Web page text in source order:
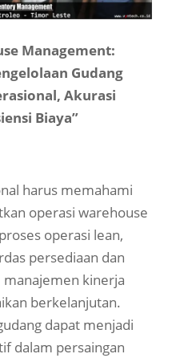
Management:
Gudang
Akurasi
Biaya”
harus memahami
operasi warehouse
operasi lean,
persediaan dan
kinerja
berkelanjutan.
dapat menjadi
dalam persaingan